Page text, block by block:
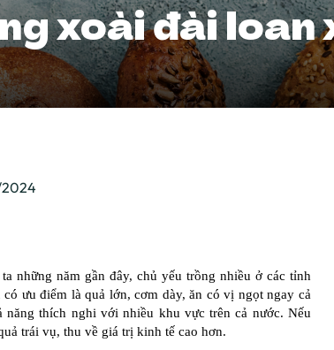
xoài đài loan
những năm gần đây, chủ yếu trồng nhiều ở các tỉnh
có ưu điểm là quả lớn, cơm dày, ăn có vị ngọt ngay cả
thích nghi với nhiều khu vực trên cả nước. Nếu
trái vụ, thu về giá trị kinh tế cao hơn.